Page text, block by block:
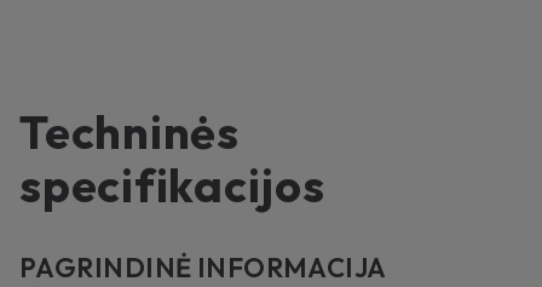
Techninės
specifikacijos
PAGRINDINĖ INFORMACIJA